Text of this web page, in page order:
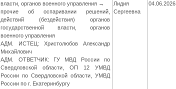
власти, органов военного управления →
прочие об оспаривании решений,
действий (бездействия) органов
государственной власти, органов
военного управления
АДМ. ИСТЕЦ: Христолюбов Александр
Михайлович
АДМ. ОТВЕТЧИК: ГУ МВД России по
Свердловской области, ОП 12 УМВД
России по Свердловской области, УМВД
России по г. Екатеринбургу
Лидия
Сергеевна
04.06.2026